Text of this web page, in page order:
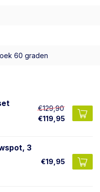
60 graden
€129,90
€119,95
3
€19,95